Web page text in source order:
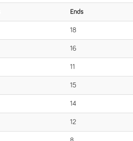
Ends
18
16
11
15
14
12